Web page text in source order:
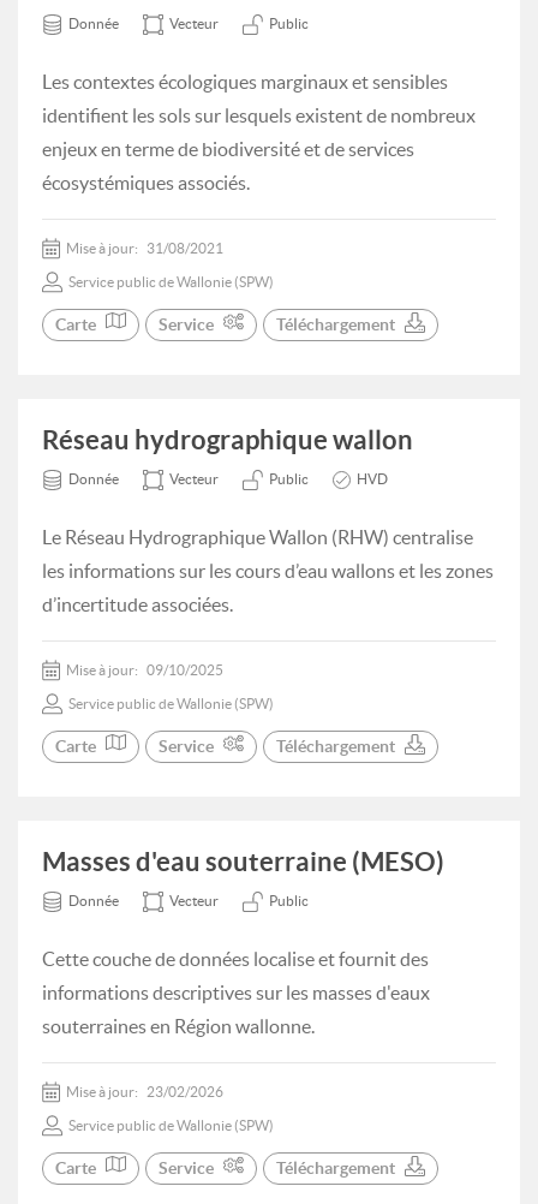
Donnée Vecteur Public
Les contextes écologiques marginaux et sensibles
identifient les sols sur lesquels existent de nombreux
enjeux en terme de biodiversité et de services
écosystémiques associés.
Mise à jour: 31/08/2021
Service public de Wallonie (SPW)
Carte Service Téléchargement
Réseau hydrographique wallon
Donnée Vecteur Public HVD
Le Réseau Hydrographique Wallon (RHW) centralise
les informations sur les cours d’eau wallons et les zones
d’incertitude associées.
Mise à jour: 09/10/2025
Service public de Wallonie (SPW)
Carte Service Téléchargement
Masses d'eau souterraine (MESO)
Donnée Vecteur Public
Cette couche de données localise et fournit des
informations descriptives sur les masses d'eaux
souterraines en Région wallonne.
Mise à jour: 23/02/2026
Service public de Wallonie (SPW)
Carte Service Téléchargement